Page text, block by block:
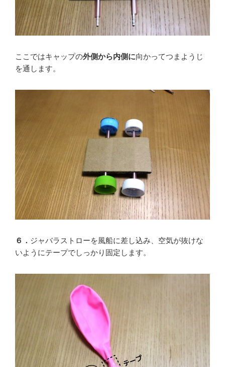
ここではキャップの外側から内側に向かってつまようじ
を通します。
６． ジャバラストローを風船に差し込み、空気が抜けな
いようにテープでしっかり固定します。